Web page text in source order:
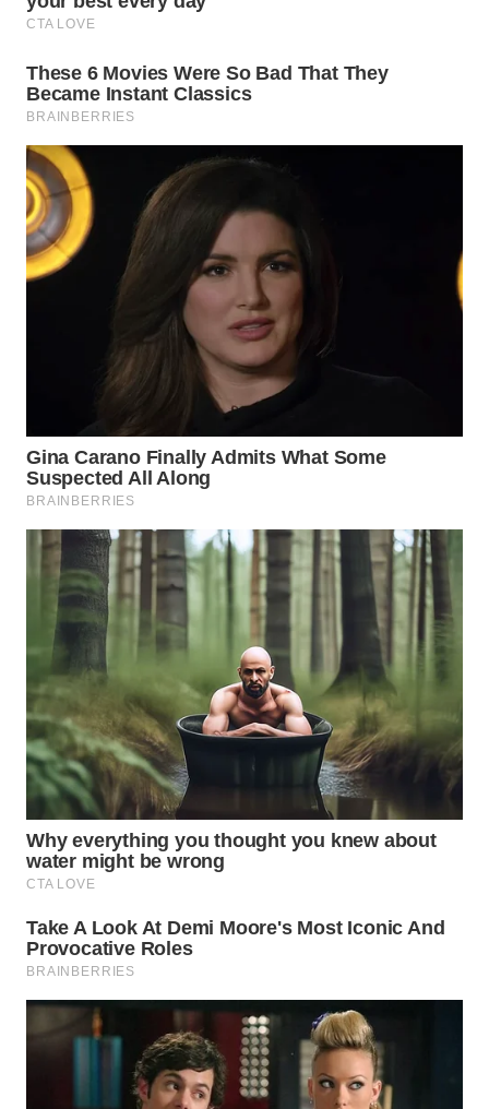
INDRAMAYU
WN
KUNINGAN
WN
MAJALENGKA
SUKABUMI
WN
PURWAKARTA
WN
PRIANGAN
TIMUR
SEMARANG
WN
SOLO
WN
BOROBUDUR
WN
WN
SURABAYA
WN